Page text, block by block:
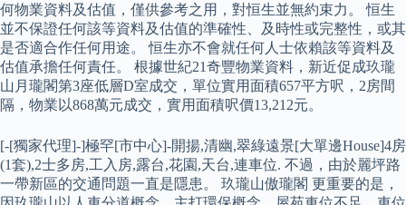
何物業資料及估值，僅供參考之用，對恒生並無約束力。 恒生
並不保證任何該等資料及估值的準確性、及時性或完整性，或其
是否適合作任何用途。 恒生亦不會就任何人士依賴該等資料及
估值承擔任何責任。 根據世紀21奇豐物業資料，新近促成玖瓏
山月瓏閣第3座低層D室成交，單位實用面積657平方呎，2房間
隔，物業以868萬元成交，實用面積呎價13,212元。
[-[獨家代理]-]極罕[市中心]-開揚,清幽,翠綠遠景[大單邊House]4房
(1套),2士多房,工入房,露台,花園,天台,連車位. 不過，由於麗坪路
一帶新區的交通問題一直是隱患。 玖瓏山傲瓏閣 更重要的是，